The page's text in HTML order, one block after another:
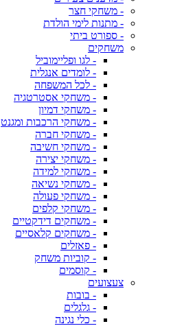
- משחקי חצר
- מתנות לימי הולדת
- ספורט ביתי
משחקים
- לגו ופליימוביל
- לומדים אנגלית
- לכל המשפחה
- משחקי אסטרטגיה
- משחקי דמיון
- משחקי הרכבות ומגנט
- משחקי חברה
- משחקי חשיבה
- משחקי יצירה
- משחקי למידה
- משחקי נשיאה
- משחקי פעולה
- משחקי קלפים
- משחקים דידקטיים
- משחקים קלאסיים
- פאזלים
- קוביות משחק
- קוסמים
צעצועים
- בובות
- גלגלים
- כלי נגינה